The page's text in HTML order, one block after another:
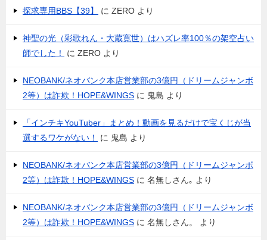
探求専用BBS【39】 に ZERO より
神聖の光（彩歌れん・大蔵寛世）はハズレ率100％の架空占い
師でした！
に ZERO より
NEOBANK/ネオバンク本店営業部の3億円（ドリームジャンボ
2等）は詐欺！HOPE&WINGS に 鬼島 より
「インチキYouTuber」まとめ！動画を見るだけで宝くじが当
選するワケがない！
に 鬼島 より
NEOBANK/ネオバンク本店営業部の3億円（ドリームジャンボ
2等）は詐欺！HOPE&WINGS に 名無しさん｡ より
NEOBANK/ネオバンク本店営業部の3億円（ドリームジャンボ
2等）は詐欺！HOPE&WINGS に 名無しさん。 より